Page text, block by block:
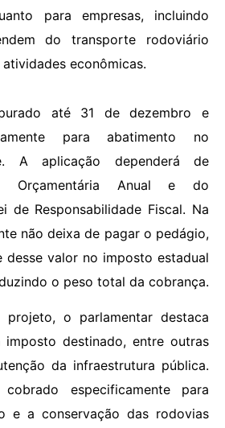
para empresas, incluindo
do transporte rodoviário
econômicas.
até 31 de dezembro e
para abatimento no
A aplicação dependerá de
Orçamentária Anual e do
de Responsabilidade Fiscal. Na
não deixa de pagar o pedágio,
desse valor no imposto estadual
o peso total da cobrança.
o parlamentar destaca
destinado, entre outras
da infraestrutura pública.
especificamente para
e a conservação das rodovias